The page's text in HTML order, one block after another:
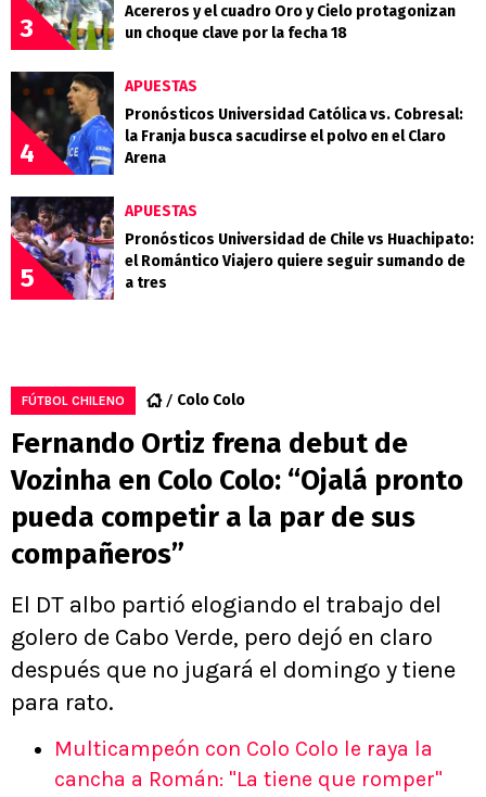
3
Acereros y el cuadro Oro y Cielo protagonizan
un choque clave por la fecha 18
4
APUESTAS
Pronósticos Universidad Católica vs. Cobresal:
la Franja busca sacudirse el polvo en el Claro
Arena
5
APUESTAS
Pronósticos Universidad de Chile vs Huachipato:
el Romántico Viajero quiere seguir sumando de
a tres
FÚTBOL CHILENO Colo Colo
Fernando Ortiz frena debut de
Vozinha en Colo Colo: “Ojalá pronto
pueda competir a la par de sus
compañeros”
El DT albo partió elogiando el trabajo del
golero de Cabo Verde, pero dejó en claro
después que no jugará el domingo y tiene
para rato.
Multicampeón con Colo Colo le raya la
cancha a Román: "La tiene que romper"